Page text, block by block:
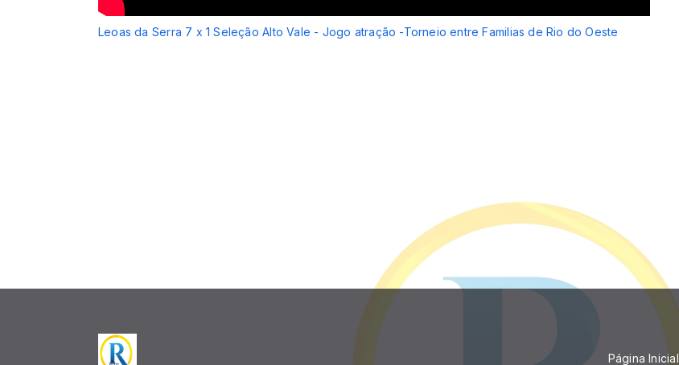
Leoas da Serra 7 x 1 Seleção Alto Vale - Jogo atração -Torneio entre Familias de Rio do Oeste
Página Inicial